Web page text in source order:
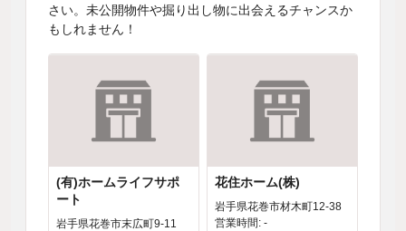
さい。未公開物件や掘り出し物に出会えるチャンスか
もしれません！
(有)ホームライフサポ
ート
岩手県花巻市末広町9-11
花住ホーム(株)
岩手県花巻市材木町12-38
営業時間: -